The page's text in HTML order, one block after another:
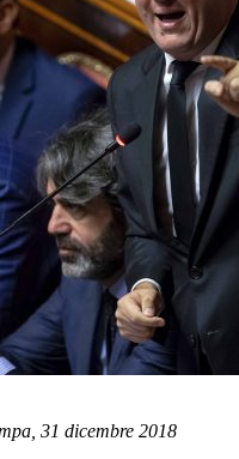
31 dicembre 2018